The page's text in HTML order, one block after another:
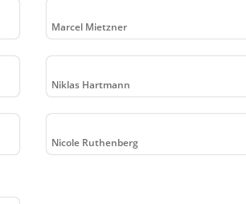
Marcel Mietzner
Niklas Hartmann
Nicole Ruthenberg